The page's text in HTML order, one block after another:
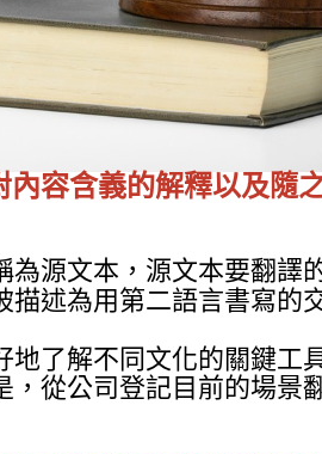
容含義的解釋以及隨
為源文本，源文本要翻譯
描述為用第二語言書寫的
地了解不同文化的關鍵工
，從公司登記目前的場景